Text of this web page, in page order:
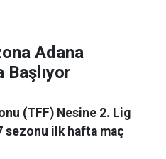
Adana
Başlıyor
(TFF) Nesine 2. Lig
sezonu ilk hafta maç